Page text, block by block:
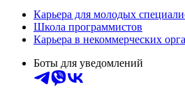
Карьера для молодых
Школа программистов
Карьера в некоммерческих
Боты для уведомлений